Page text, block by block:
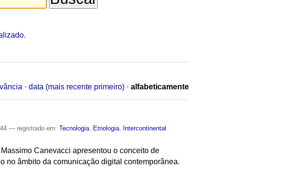
· data (mais recente primeiro) · alfabeticamente
— registrado em:Tecnologia Etnologia
Intercontinental
Canevacci apresentou o conceito de
no âmbito da comunicação digital contemporânea.